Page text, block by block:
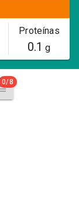
Proteínas
0.1 g
0/8